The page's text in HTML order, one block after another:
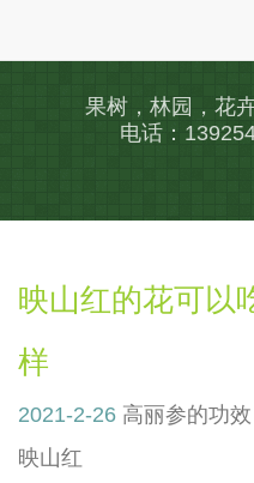
果树，林园，花
电话：
映山红的花可以
样
2021-2-26 高丽参的功效
映山红